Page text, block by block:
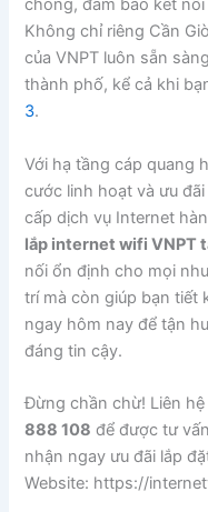
chóng, đảm bảo kết
Không chỉ riêng Cần
của VNPT luôn sẵn
thành phố, kể cả khi
3.
Với hạ tầng cáp quang
cước linh hoạt và ưu
cấp dịch vụ Internet
lắp internet wifi VNPT
nối ổn định cho mọi
trí mà còn giúp bạn tiết
ngay hôm nay để tận
đáng tin cậy.
Đừng chần chừ! Liên
888 108 để được tư
nhận ngay ưu đãi lắp
Website: https://